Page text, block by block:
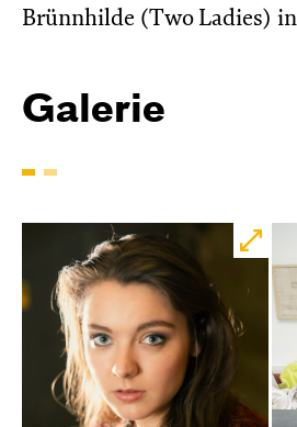
Brünnhilde (Two Ladies) in
Galerie